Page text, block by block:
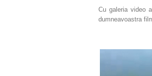
Cu galeria video
dumneavoastra